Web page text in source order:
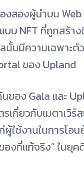
งสองผู้นำบน
บบ NFT ที่ถูกสร้า
นมีความเฉพาะตั
ของ Upland
ของ Gala และ
กี่ยวกับเมตาเวิร์
ผู้ใช้งานในการโ
ของที่แท้จริง” ใน